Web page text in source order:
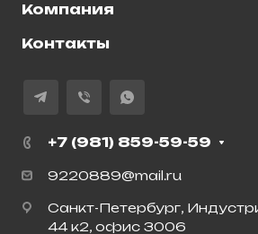
Компания
Контакты
+7 (981) 859-59-59
9220889@mail.ru
Санкт-Петербург,
44 к2, офис 3006